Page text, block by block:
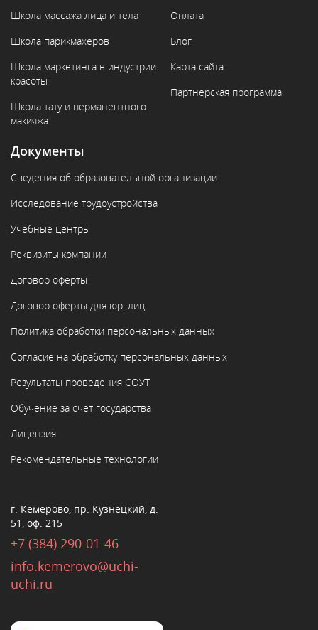
Школа массажа лица и тела
Школа парикмахеров
Школа маркетинга в индустрии
красоты
Школа тату и перманентного
макияжа
Оплата
Блог
Карта сайта
Партнерская программа
Документы
Сведения об образовательной организации
Исследование трудоустройства
Учебные центры
Реквизиты компании
Договор оферты
Договор оферты для юр. лиц
Политика обработки персональных данных
Согласие на обработку персональных данных
Результаты проведения СОУТ
Обучение за счет государства
Лицензия
Рекомендательные технологии
г. Кемерово, пр. Кузнецкий, д.
51, оф. 215
+7 (384) 290-01-46
info.kemerovo@uchi-
uchi.ru